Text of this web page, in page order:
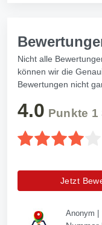
Nicht alle
können wir die
Bewertungen nicht
4.0 Punkte 1
Jetzt
Anonym